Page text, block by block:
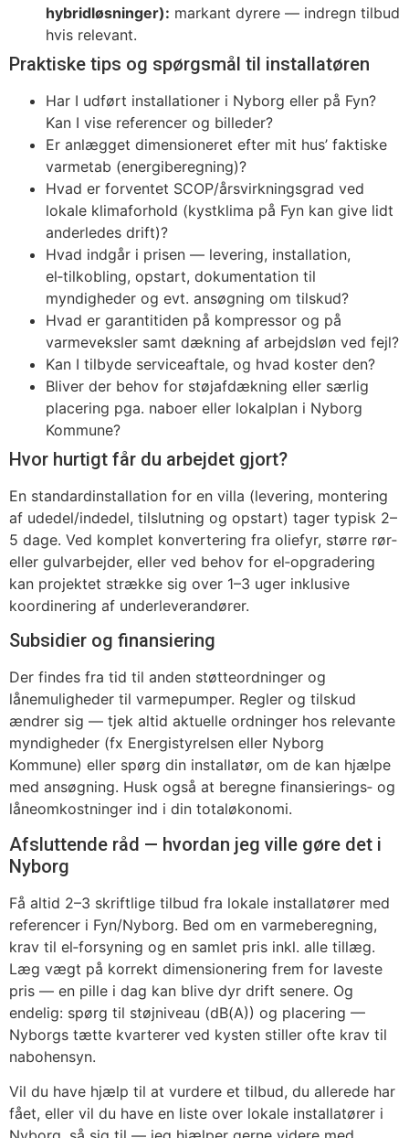
hybridløsninger): markant dyrere — indregn tilbud
hvis relevant.
Praktiske tips og spørgsmål til installatøren
Har I udført installationer i Nyborg eller på Fyn?
Kan I vise referencer og billeder?
Er anlægget dimensioneret efter mit hus’ faktiske
varmetab (energiberegning)?
Hvad er forventet SCOP/årsvirkningsgrad ved
lokale klimaforhold (kystklima på Fyn kan give lidt
anderledes drift)?
Hvad indgår i prisen — levering, installation,
el‑tilkobling, opstart, dokumentation til
myndigheder og evt. ansøgning om tilskud?
Hvad er garantitiden på kompressor og på
varmeveksler samt dækning af arbejdsløn ved fejl?
Kan I tilbyde serviceaftale, og hvad koster den?
Bliver der behov for støjafdækning eller særlig
placering pga. naboer eller lokalplan i Nyborg
Kommune?
Hvor hurtigt får du arbejdet gjort?
En standardinstallation for en villa (levering, montering
af udedel/indedel, tilslutning og opstart) tager typisk 2–
5 dage. Ved komplet konvertering fra oliefyr, større rør‑
eller gulvarbejder, eller ved behov for el‑opgradering
kan projektet strække sig over 1–3 uger inklusive
koordinering af underleverandører.
Subsidier og finansiering
Der findes fra tid til anden støtteordninger og
lånemuligheder til varmepumper. Regler og tilskud
ændrer sig — tjek altid aktuelle ordninger hos relevante
myndigheder (fx Energistyrelsen eller Nyborg
Kommune) eller spørg din installatør, om de kan hjælpe
med ansøgning. Husk også at beregne finansierings‑ og
låneomkostninger ind i din totaløkonomi.
Afsluttende råd — hvordan jeg ville gøre det i
Nyborg
Få altid 2–3 skriftlige tilbud fra lokale installatører med
referencer i Fyn/Nyborg. Bed om en varmeberegning,
krav til el‑forsyning og en samlet pris inkl. alle tillæg.
Læg vægt på korrekt dimensionering frem for laveste
pris — en pille i dag kan blive dyr drift senere. Og
endelig: spørg til støjniveau (dB(A)) og placering —
Nyborgs tætte kvarterer ved kysten stiller ofte krav til
nabohensyn.
Vil du have hjælp til at vurdere et tilbud, du allerede har
fået, eller vil du have en liste over lokale installatører i